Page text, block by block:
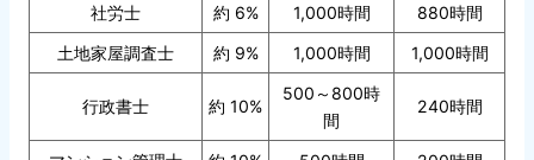
社労士
約 6% 1,000時間
880時間
土地家屋調査士
約 9% 1,000時間 1,000時間
行政書士 約 10%
500～800時
間
240時間